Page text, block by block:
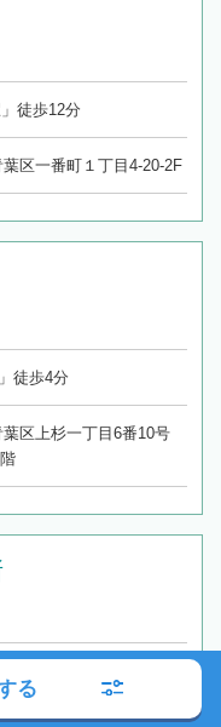
徒歩12分
区一番町１丁目4-20-2F
徒歩4分
区上杉一丁目6番10号
る